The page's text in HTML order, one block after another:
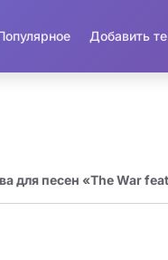
Добавить
для песен «The War